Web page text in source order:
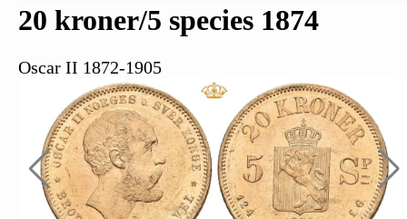
20 kroner/5 species 1874
Oscar II 1872-1905